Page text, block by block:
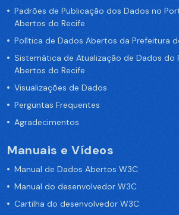
Padrões de Publicação dos Dados no
Abertos do Recife
Política de Dados Abertos da Prefeitura
Sistemática de Atualização de Dados do
Abertos do Recife
Visualizações de Dados
Perguntas Frequentes
Agradecimentos
Manuais e Vídeos
Manual de Dados Abertos W3C
Manual do desenvolvedor W3C
Cartilha do desenvolvedor W3C